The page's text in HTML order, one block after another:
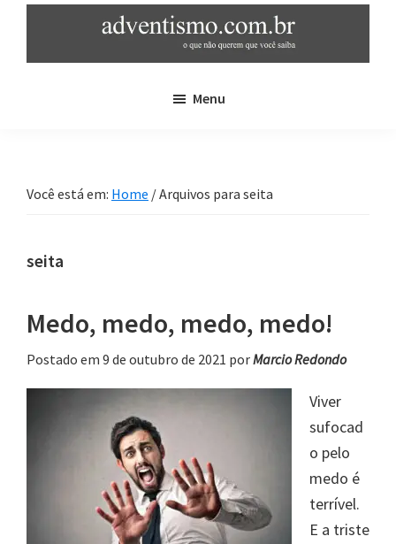
main
sidebar
que
saiba
Menu
Você está em: Home /Arquivos para seita
seita
Medo, medo, medo, medo!
Postado em 9 de outubro de 2021 porMarcio Redondo
Viver
sufocad
o pelo
medo é
terrível.
E a triste